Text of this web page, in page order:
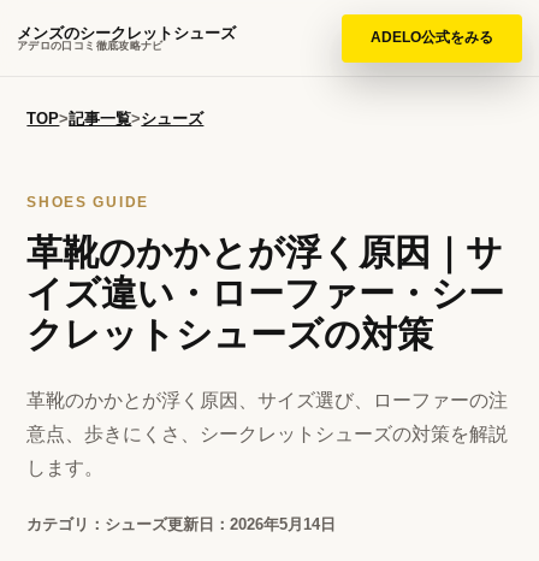
メンズのシークレットシューズ
アデロの口コミ徹底攻略ナビ ADELO公式をみる
TOP>記事一覧>シューズ
SHOES GUIDE
革靴のかかとが浮く原因｜サ
イズ違い・ローファー・シー
クレットシューズの対策
革靴のかかとが浮く原因、サイズ選び、ローファーの注
意点、歩きにくさ、シークレットシューズの対策を解説
します。
カテゴリ：シューズ更新日：2026年5月14日